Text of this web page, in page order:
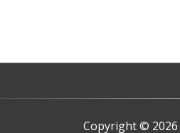
Copyright © 2026